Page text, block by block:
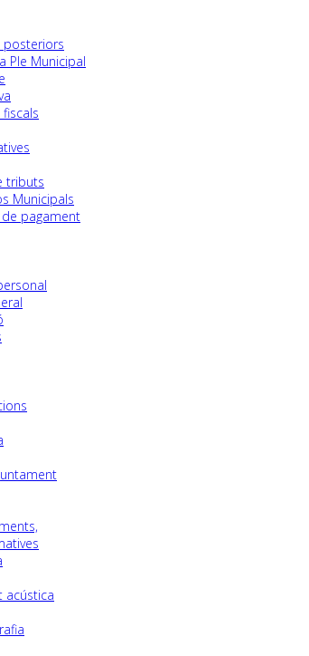
posteriors
Ple Municipal
tributs
Municipals
pagament
acústica